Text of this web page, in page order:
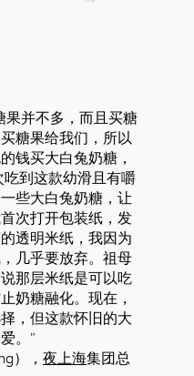
果并不多，而且买糖
糖果给我们，所以
钱买大白兔奶糖，
到这款幼滑且有嚼
些大白兔奶糖，让
次打开包装纸，发
透明米纸，我因为
几乎要放弃。祖母
那层米纸是可以吃
奶糖融化。现在，
，但这款怀旧的大
。”
）， 夜上海集团总